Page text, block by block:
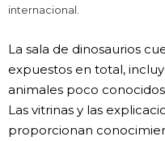
internacional.
La sala de dinosaurios
expuestos en total,
animales poco
Las vitrinas y las
proporcionan